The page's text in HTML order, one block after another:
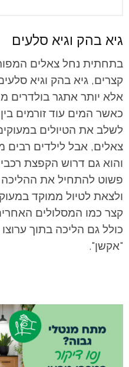
גיא בהק וגיא סלעים
בתחתית נחל צאלים
קצרים, גיא בהק וגיא
אלא יותר אתגר בולדרים
כאשר המים עוד זורמים
לשלב את הטיולים
צאלים, אבל לילדים רבים
והוא גם דרוש הקפצת
פשוט להתחיל את ההליכה
ולצאת לטיול ממוקד
כולל גם הליכה בתוך
"אקשן".